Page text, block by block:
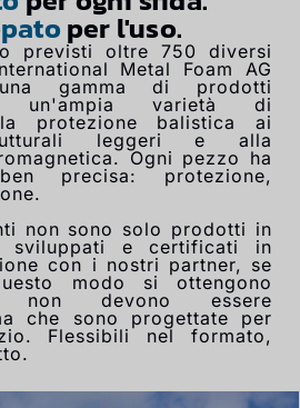
per l'uso.
previsti oltre 750 diversi
Metal Foam AG
gamma di prodotti
un'ampia varietà di
protezione balistica ai
leggeri e alla
Ogni pezzo ha
precisa: protezione,
non sono solo prodotti in
sviluppati e certificati in
con i nostri partner, se
modo si ottengono
non devono essere
che sono progettate per
Flessibili nel formato,